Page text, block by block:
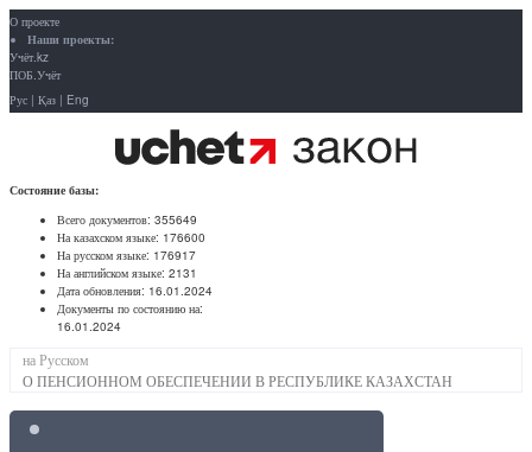
О проекте
Наши проекты:
Учёт.kz
ПОБ.Учёт
Рус | Қаз | Eng
Состояние базы:
Всего документов: 355649
На казахском языке: 176600
На русском языке: 176917
На английском языке: 2131
Дата обновления: 16.01.2024
Документы по состоянию на:
16.01.2024
на Русском
О ПЕНСИОННОМ ОБЕСПЕЧЕНИИ В РЕСПУБЛИКЕ КАЗАХСТАН